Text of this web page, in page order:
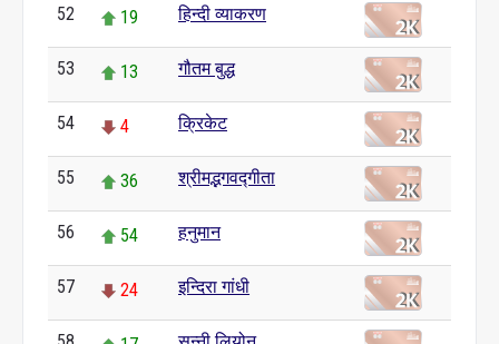
52 19 हिन्दी व्याकरण
53 13 गौतम बुद्ध
54 4 क्रिकेट
55 36 श्रीमद्भगवद्गीता
56 54 हनुमान
57 24 इन्दिरा गांधी